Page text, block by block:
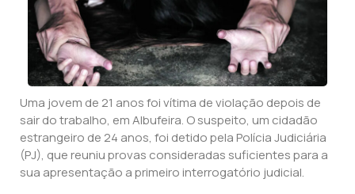
Uma jovem de 21 anos foi vítima de violação depois de
sair do trabalho, em Albufeira. O suspeito, um cidadão
estrangeiro de 24 anos, foi detido pela Polícia Judiciária
(PJ), que reuniu provas consideradas suficientes para a
sua apresentação a primeiro interrogatório judicial.